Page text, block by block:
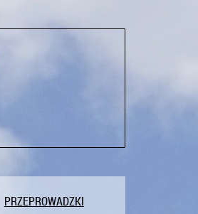
PRZEPROWADZKI